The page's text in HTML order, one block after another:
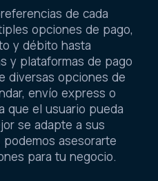
de cada
opciones de pago,
y débito hasta
y plataformas de pago
diversas opciones de
envío express o
que el usuario pueda
se adapte a sus
asesorarte
para tu negocio.